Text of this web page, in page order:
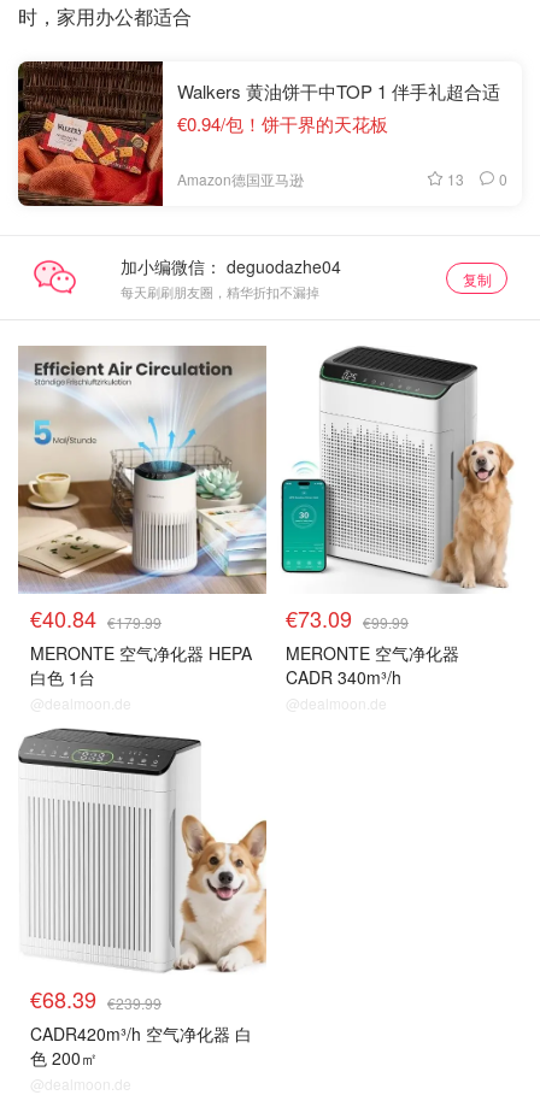
时，家用办公都适合
Walkers 黄油饼干中TOP 1 伴手礼超合适
€0.94/包！饼干界的天花板
Amazon德国亚马逊 13 0
加小编微信：
每天刷刷朋友圈，精华折扣不漏掉
复制
€40.84 €179.99
MERONTE 空气净化器 HEPA
白色 1台
@dealmoon.de
€73.09 €99.99
MERONTE 空气净化器
CADR 340m³/h
@dealmoon.de
€68.39 €239.99
CADR420m³/h 空气净化器 白
色 200㎡
@dealmoon.de